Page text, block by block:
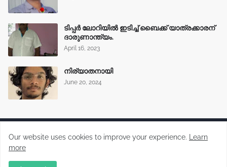
ടിപ്പർ ലോറിയിൽ ഇടിച്ച് ബൈക്ക് യാത്രക്കാരന്
ദാരുണാന്ത്യം.
April 16, 2023
നിര്യാതനായി
June 20, 2024
Our website uses cookies to improve your experience.
Learn
more